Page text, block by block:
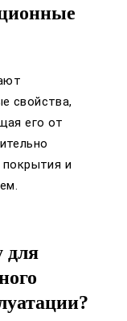
свойства,
его от
покрытия и
для